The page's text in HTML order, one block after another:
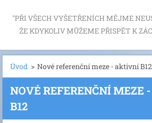
"PŘI VŠECH VYŠETŘENÍCH MĚJME
ŽE KDYKOLIV MŮŽEME PŘISPĚT K
Úvod > Nové referenční meze - aktivní B12
NOVÉ REFERENČNÍ MEZE
B12